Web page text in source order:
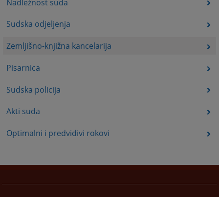
Nadležnost suda
Sudska odjeljenja
Zemljišno-knjižna kancelarija
Pisarnica
Sudska policija
Akti suda
Optimalni i predvidivi rokovi